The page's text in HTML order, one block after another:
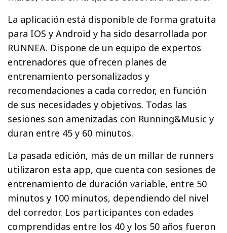
La aplicación está disponible de forma gratuita
para IOS y Android y ha sido desarrollada por
RUNNEA. Dispone de un equipo de expertos
entrenadores que ofrecen planes de
entrenamiento personalizados y
recomendaciones a cada corredor, en función
de sus necesidades y objetivos. Todas las
sesiones son amenizadas con Running&Music y
duran entre 45 y 60 minutos.
La pasada edición, más de un millar de runners
utilizaron esta app, que cuenta con sesiones de
entrenamiento de duración variable, entre 50
minutos y 100 minutos, dependiendo del nivel
del corredor. Los participantes con edades
comprendidas entre los 40 y los 50 años fueron